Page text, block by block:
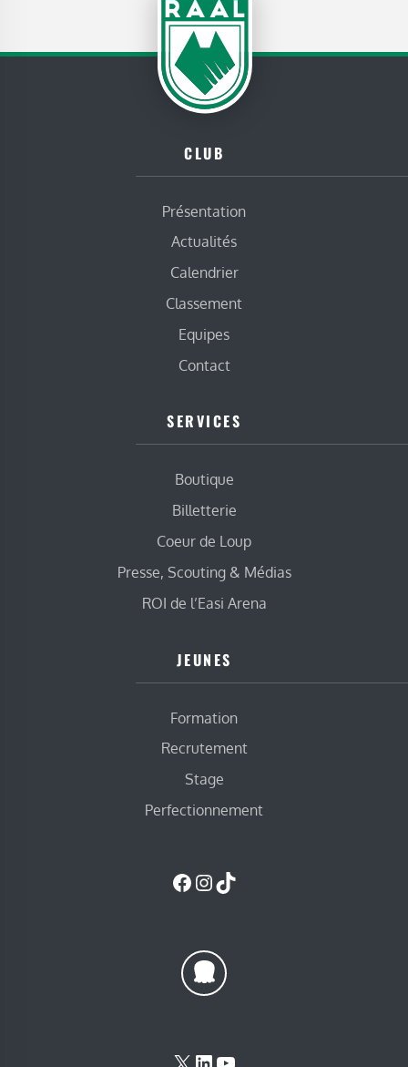
CLUB
Présentation
Actualités
Calendrier
Classement
Equipes
Contact
SERVICES
Boutique
Billetterie
Coeur de Loup
Presse, Scouting & Médias
ROI de l’Easi Arena
JEUNES
Formation
Recrutement
Stage
Perfectionnement
Facebook
Instagram
TikTok
X LinkedIn
YouTube